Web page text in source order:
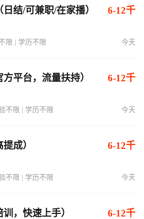
结/可兼职/在家播） 6-12千
限 | 学历不限 今天
平台，流量扶持） 6-12千
不限 | 学历不限 今天
成） 6-12千
不限 | 学历不限 今天
，快速上手） 6-12千